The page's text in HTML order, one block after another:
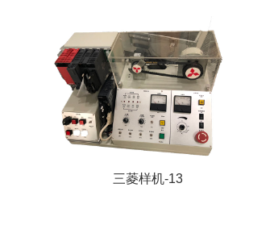
三菱样机-13